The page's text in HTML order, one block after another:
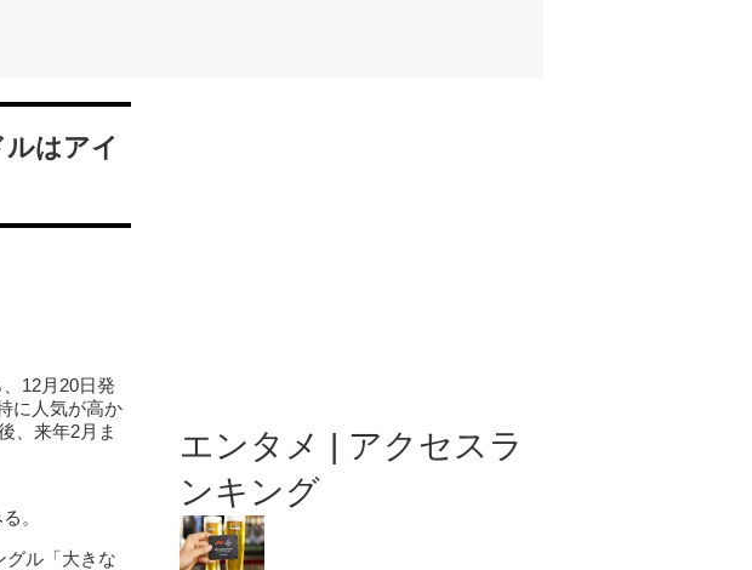
ルはアイ
12月20日発
に人気が高か
、来年2月ま
。
グル「大きな
エンタメ | アクセスラ
ンキング